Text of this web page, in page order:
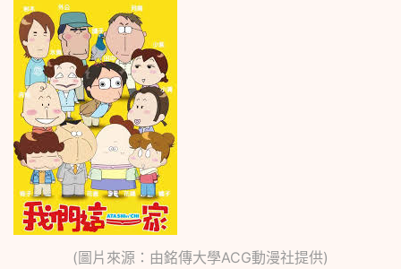
(圖片來源：由銘傳大學ACG動漫社提供)